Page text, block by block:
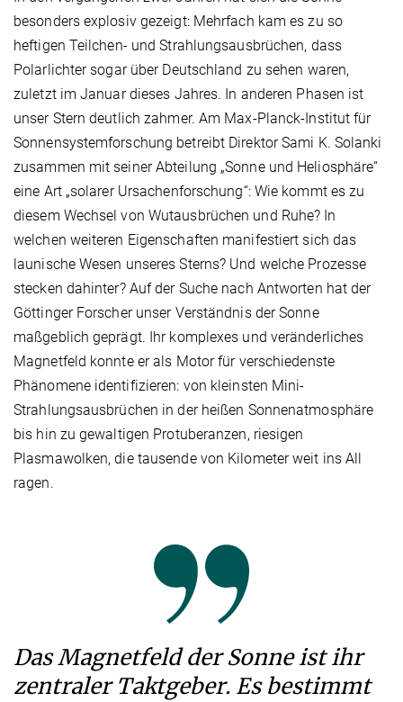
besonders explosiv gezeigt: Mehrfach kam es zu so
heftigen Teilchen- und Strahlungsausbrüchen, dass
Polarlichter sogar über Deutschland zu sehen waren,
zuletzt im Januar dieses Jahres. In anderen Phasen ist
unser Stern deutlich zahmer. Am Max-Planck-Institut für
Sonnensystemforschung betreibt Direktor Sami K. Solanki
zusammen mit seiner Abteilung „Sonne und Heliosphäre“
eine Art „solarer Ursachenforschung“: Wie kommt es zu
diesem Wechsel von Wutausbrüchen und Ruhe? In
welchen weiteren Eigenschaften manifestiert sich das
launische Wesen unseres Sterns? Und welche Prozesse
stecken dahinter? Auf der Suche nach Antworten hat der
Göttinger Forscher unser Verständnis der Sonne
maßgeblich geprägt. Ihr komplexes und veränderliches
Magnetfeld konnte er als Motor für verschiedenste
Phänomene identifizieren: von kleinsten Mini-
Strahlungsausbrüchen in der heißen Sonnenatmosphäre
bis hin zu gewaltigen Protuberanzen, riesigen
Plasmawolken, die tausende von Kilometer weit ins All
ragen.
Das Magnetfeld der Sonne ist ihr
zentraler Taktgeber. Es bestimmt